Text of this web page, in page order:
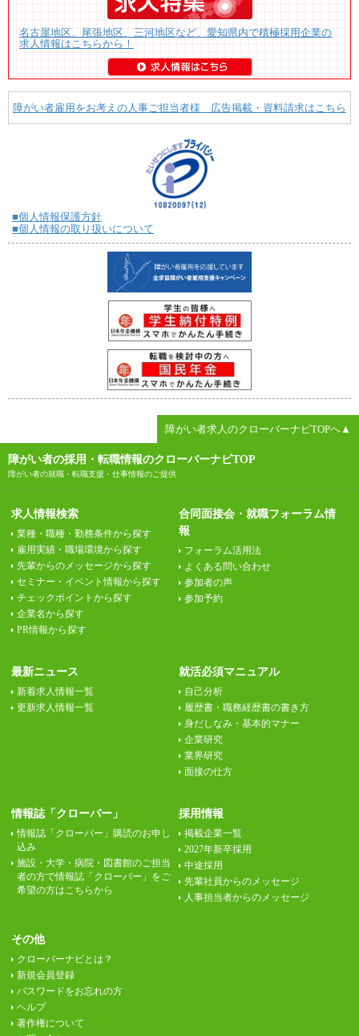
名古屋地区、尾張地区、三河地区など、愛知県内で積極採用企業の
求人情報はこちらから！
障がい者雇用をお考えの人事ご担当者様 広告掲載・資料請求はこちら
■個人情報保護方針
■個人情報の取り扱いについて
障がい者求人のクローバーナビTOPへ▲
障がい者の採用・転職情報のクローバーナビTOP
障がい者の就職・転職支援・仕事情報のご提供
求人情報検索
業種・職種・勤務条件から探す
雇用実績・職場環境から探す
先輩からのメッセージから探す
セミナー・イベント情報から探す
チェックポイントから探す
企業名から探す
PR情報から探す
合同面接会・就職フォーラム情
報
フォーラム活用法
よくある問い合わせ
参加者の声
参加予約
最新ニュース
新着求人情報一覧
更新求人情報一覧
就活必須マニュアル
自己分析
履歴書・職務経歴書の書き方
身だしなみ・基本的マナー
企業研究
業界研究
面接の仕方
情報誌「クローバー」
情報誌「クローバー」購読のお申し
込み
施設・大学・病院・図書館のご担当
者の方で情報誌「クローバー」をご
希望の方はこちらから
採用情報
掲載企業一覧
2027年新卒採用
中途採用
先輩社員からのメッセージ
人事担当者からのメッセージ
その他
クローバーナビとは？
新規会員登録
パスワードをお忘れの方
ヘルプ
著作権について